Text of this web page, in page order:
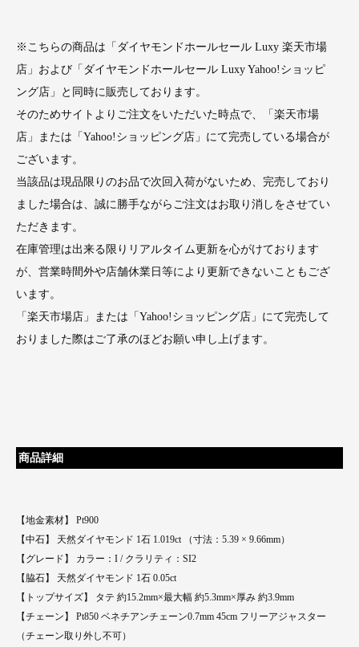
※こちらの商品は「ダイヤモンドホールセール Luxy 楽天市場
店」および「ダイヤモンドホールセール Luxy Yahoo!ショッピ
ング店」と同時に販売しております。
そのためサイトよりご注文をいただいた時点で、「楽天市場
店」または「Yahoo!ショッピング店」にて完売している場合が
ございます。
当該品は現品限りのお品で次回入荷がないため、完売しており
ました場合は、誠に勝手ながらご注文はお取り消しをさせてい
ただきます。
在庫管理は出来る限りリアルタイム更新を心がけております
が、営業時間外や店舗休業日等により更新できないこともござ
います。
「楽天市場店」または「Yahoo!ショッピング店」にて完売して
おりました際はご了承のほどお願い申し上げます。
商品詳細
【地金素材】 Pt900
【中石】 天然ダイヤモンド 1石 1.019ct （寸法：5.39 × 9.66mm）
【グレード】 カラー：I / クラリティ：SI2
【脇石】 天然ダイヤモンド 1石 0.05ct
【トップサイズ】 タテ 約15.2mm×最大幅 約5.3mm×厚み 約3.9mm
【チェーン】 Pt850 ベネチアンチェーン0.7mm 45cm フリーアジャスター
（チェーン取り外し不可）